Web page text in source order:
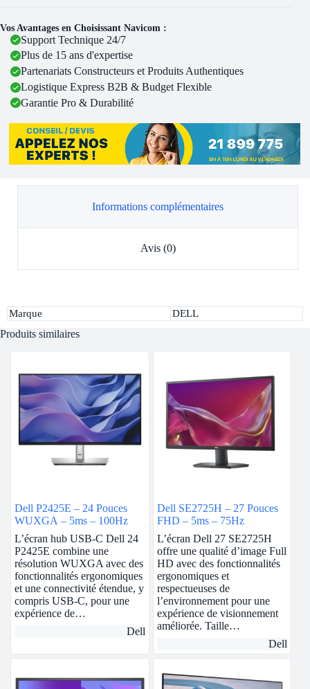
Vos Avantages en Choisissant Navicom :
Support Technique 24/7
Plus de 15 ans d'expertise
Partenariats Constructeurs et Produits Authentiques
Logistique Express B2B & Budget Flexible
Garantie Pro & Durabilité
Informations complémentaires
Avis (0)
Marque DELL
Produits similaires
Dell P2425E – 24 Pouces
WUXGA – 5ms – 100Hz
L’écran hub USB-C Dell 24
P2425E combine une
résolution WUXGA avec des
fonctionnalités ergonomiques
et une connectivité étendue, y
compris USB-C, pour une
expérience de…
Dell
Dell SE2725H – 27 Pouces
FHD – 5ms – 75Hz
L’écran Dell 27 SE2725H
offre une qualité d’image Full
HD avec des fonctionnalités
ergonomiques et
respectueuses de
l’environnement pour une
expérience de visionnement
améliorée. Taille…
Dell